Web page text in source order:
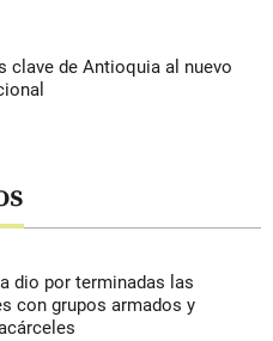
clave de Antioquia al nuevo
dio por terminadas las
con grupos armados y